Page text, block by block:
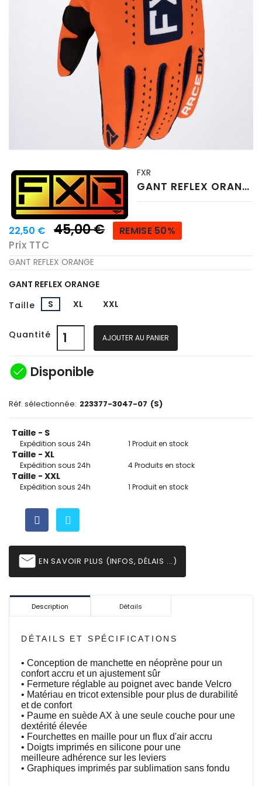
FXR
GANT REFLEX ORANGE
22,50 € 45,00 € REMISE 50%
Prix TTC
GANT REFLEX ORANGE
GANT REFLEX ORANGE
Taille
S XL XXL
Quantité AJOUTER AU PANIER
check_circle Disponible
Réf. sélectionnée: 223377-3047-07 (S)
Taille - S
Expédition sous 24h 1 Produit en stock
Taille - XL
Expédition sous 24h 4 Produits en stock
Taille - XXL
Expédition sous 24h 1 Produit en stock
email EN SAVOIR PLUS (INFOS, DÉLAIS ...)
Description Détails
DÉTAILS ET SPÉCIFICATIONS
• Conception de manchette en néoprène pour un
confort accru et un ajustement sûr
• Fermeture réglable au poignet avec bande Velcro
• Matériau en tricot extensible pour plus de durabilité
et de confort
• Paume en suède AX à une seule couche pour une
dextérité élevée
• Fourchettes en maille pour un flux d'air accru
• Doigts imprimés en silicone pour une
meilleure adhérence sur les leviers
• Graphiques imprimés par sublimation sans fondu